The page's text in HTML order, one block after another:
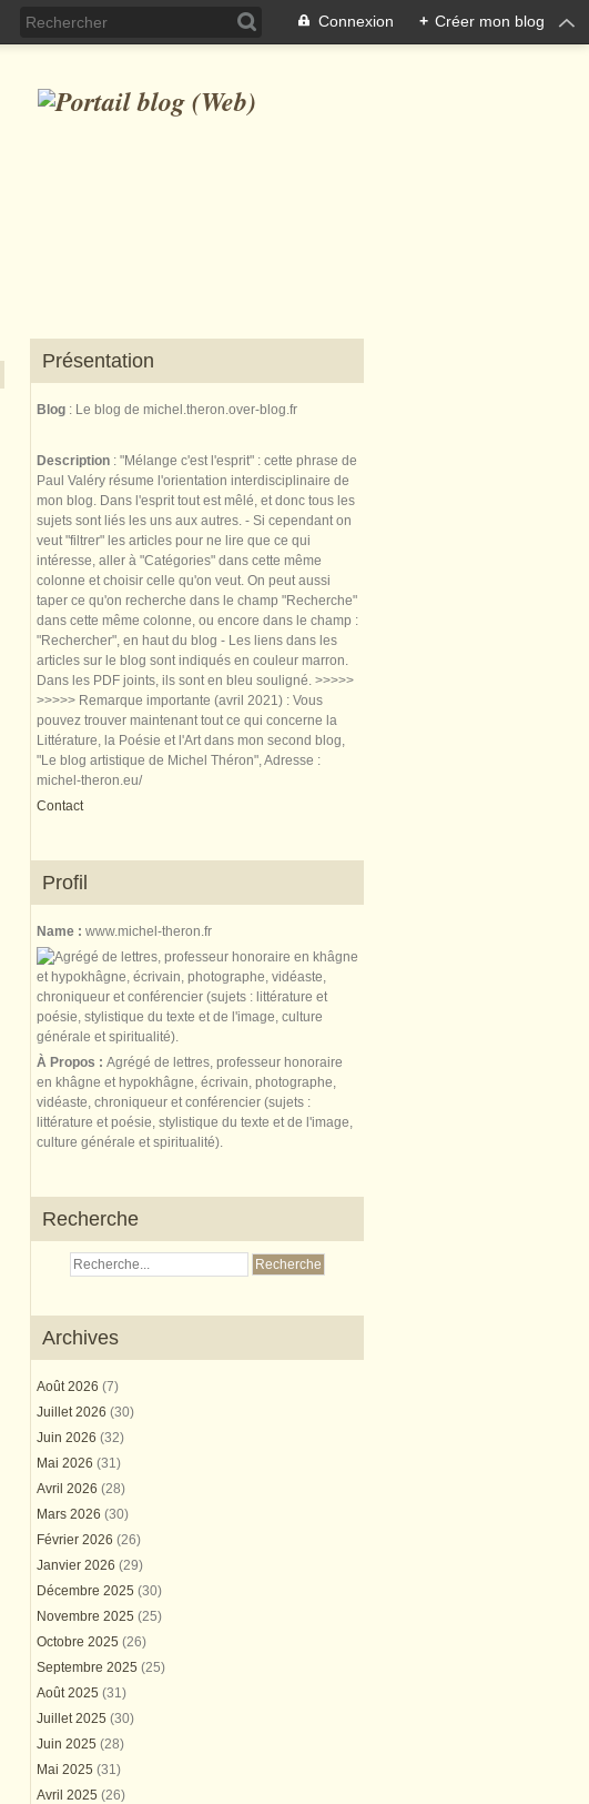
Connexion + Créer mon blog
Présentation
Blog : Le blog de michel.theron.over-blog.fr
Description : "Mélange c'est l'esprit" : cette phrase de
Paul Valéry résume l'orientation interdisciplinaire de
mon blog. Dans l'esprit tout est mêlé, et donc tous les
sujets sont liés les uns aux autres. - Si cependant on
veut "filtrer" les articles pour ne lire que ce qui
intéresse, aller à "Catégories" dans cette même
colonne et choisir celle qu'on veut. On peut aussi
taper ce qu'on recherche dans le champ "Recherche"
dans cette même colonne, ou encore dans le champ :
"Rechercher", en haut du blog - Les liens dans les
articles sur le blog sont indiqués en couleur marron.
Dans les PDF joints, ils sont en bleu souligné. >>>>>
>>>>> Remarque importante (avril 2021) : Vous
pouvez trouver maintenant tout ce qui concerne la
Littérature, la Poésie et l'Art dans mon second blog,
"Le blog artistique de Michel Théron", Adresse :
michel-theron.eu/
Contact
Profil
Name : www.michel-theron.fr
À Propos : Agrégé de lettres, professeur honoraire
en khâgne et hypokhâgne, écrivain, photographe,
vidéaste, chroniqueur et conférencier (sujets :
littérature et poésie, stylistique du texte et de l'image,
culture générale et spiritualité).
Recherche
Archives
Août 2026 (7)
Juillet 2026 (30)
Juin 2026 (32)
Mai 2026 (31)
Avril 2026 (28)
Mars 2026 (30)
Février 2026 (26)
Janvier 2026 (29)
Décembre 2025 (30)
Novembre 2025 (25)
Octobre 2025 (26)
Septembre 2025 (25)
Août 2025 (31)
Juillet 2025 (30)
Juin 2025 (28)
Mai 2025 (31)
Avril 2025 (26)